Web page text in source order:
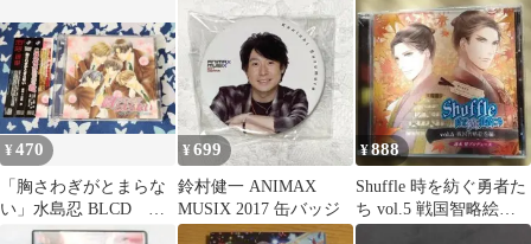
¥470
「胸さわぎがとまらな
い」水島忍 BLCD 宮
田幸季、三木眞一郎
¥699
鈴村健一 ANIMAX
MUSIX 2017 缶バッジ
¥888
Shuffle 時を紡ぐ勇者た
ち vol.5 戦国智略絵巻
編